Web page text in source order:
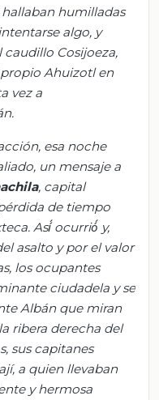
hallaban humilladas
algo, y
caudillo Cosijoeza,
Ahuizotlen
vez a
.
, esa noche
un mensaje a
, capital
de tiempo
Así́ocurrió ́ y,
asalto y por el valor
los ocupantes
ciudadela y se
Albánque miran
ribera derecha del
sus capitanes
́, a quien llevaban
y hermosa